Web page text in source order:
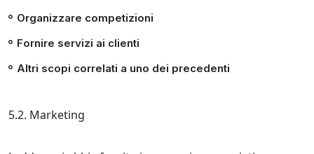
Organizzare competizioni
Fornire servizi ai clienti
Altri scopi correlati a uno dei precedenti
5.2. Marketing